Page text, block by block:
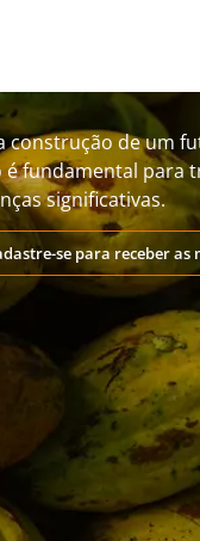
construção de um
é fundamental para
significativas.
se para receber